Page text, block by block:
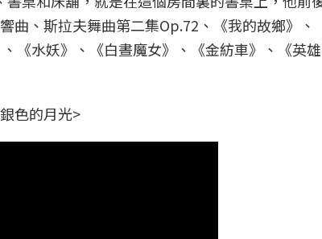
曲、斯拉夫舞曲第二集Op.72、《我的故鄉》、
《水妖》、《白晝魔女》、《金紡車》、《英
色的月光>